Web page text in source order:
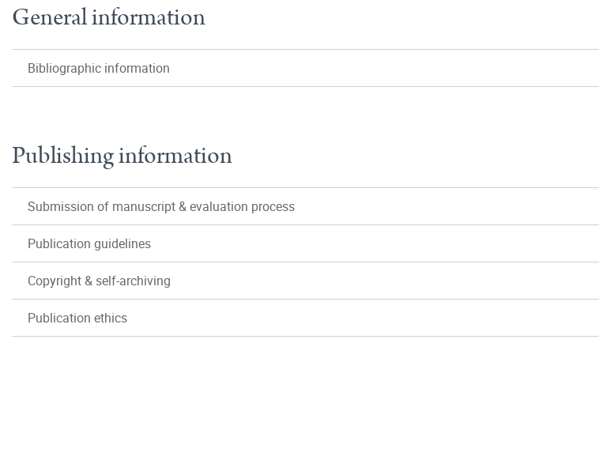
General information
Bibliographic information
Publishing information
Submission of manuscript & evaluation process
Publication guidelines
Copyright & self-archiving
Publication ethics